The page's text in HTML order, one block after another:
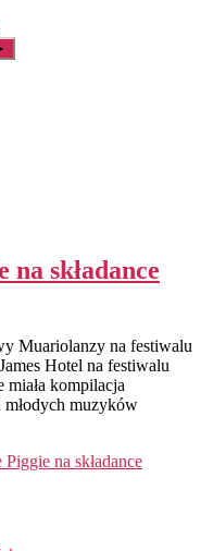
składance
Muariolanzy na festiwalu
Hotel na festiwalu
kompilacja
młodych muzyków
na składance